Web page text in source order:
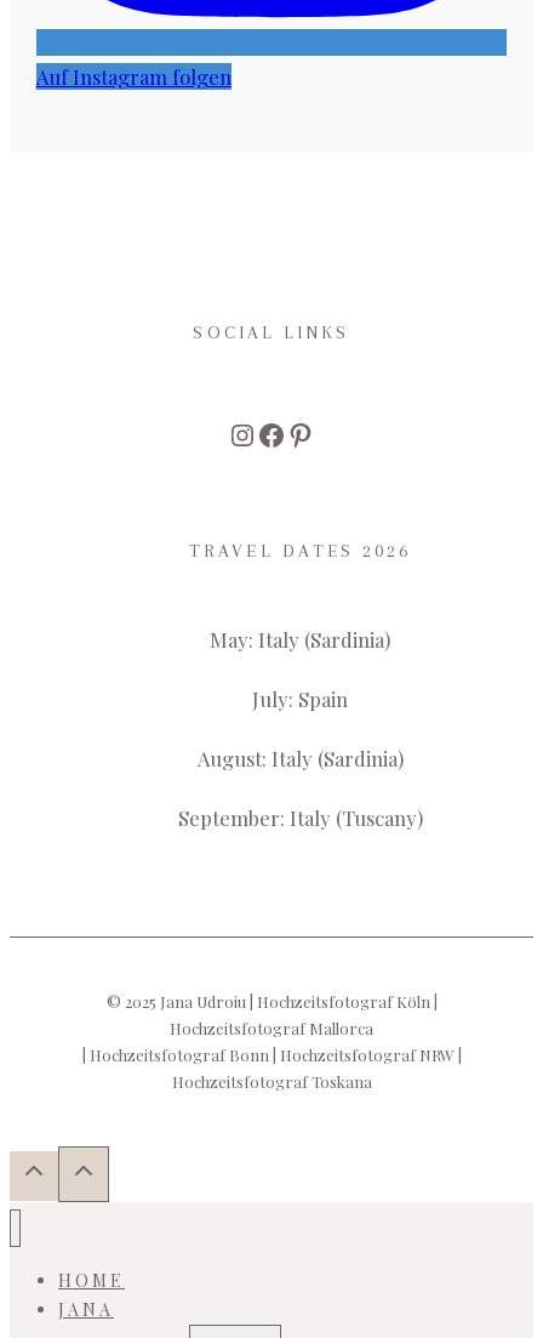
Auf Instagram folgen
SOCIAL LINKS
Instagram
Facebook
Pinterest
TRAVEL DATES 2026
May: Italy (Sardinia)
July: Spain
August: Italy (Sardinia)
September: Italy (Tuscany)
© 2025 Jana Udroiu | Hochzeitsfotograf Köln |
Hochzeitsfotograf Mallorca
| Hochzeitsfotograf Bonn | Hochzeitsfotograf NRW |
Hochzeitsfotograf Toskana
HOME
JANA